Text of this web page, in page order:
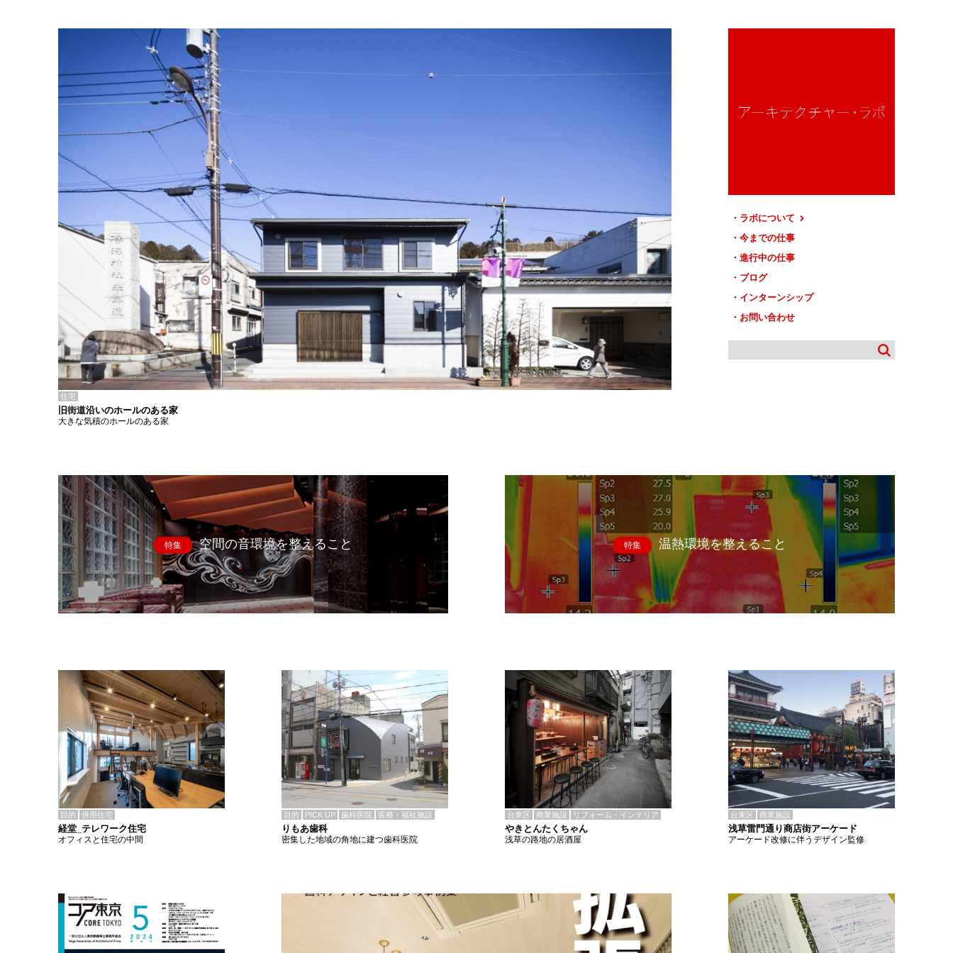
ラボについて
今までの仕事
進行中の仕事
ブログ
インターンシップ
お問い合わせ
住宅
旧街道沿いのホールのある家
大きな気積のホールのある家
特集 空間の音環境を整えること 特集 温熱環境を整えること
目的 併用住宅
経堂_テレワーク住宅
オフィスと住宅の中間
目的 PICK UP 歯科医院 医療・福祉施設
りもあ歯科
密集した地域の角地に建つ歯科医院
台東区 商業施設 リフォーム・インテリア
やきとんたくちゃん
浅草の路地の居酒屋
台東区 商業施設
浅草雷門通り商店街アーケード
アーケード改修に伴うデザイン監修